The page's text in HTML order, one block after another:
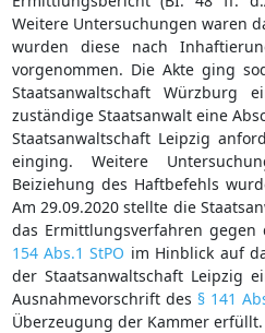
Weitere Untersuchungen waren
wurden diese nach
vorgenommen. Die Akte ging
Staatsanwaltschaft Würzburg
zuständige Staatsanwalt eine
Staatsanwaltschaft Leipzig
einging. Weitere
Beiziehung des Haftbefehls
Am 29.09.2020 stellte die
das Ermittlungsverfahren
154 Abs.1 StPO im Hinblick auf
der Staatsanwaltschaft Leipzig
Ausnahmevorschrift des § 141
Überzeugung der Kammer erfüllt.